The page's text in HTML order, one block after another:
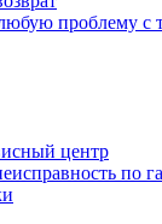
проблему с
центр
по